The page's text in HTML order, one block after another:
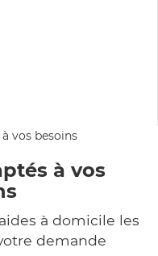
à vos
à domicile les
demande